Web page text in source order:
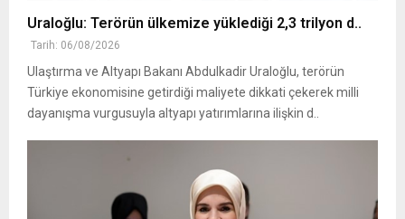
Uraloğlu: Terörün ülkemize yüklediği 2,3 trilyon d..
Tarih: 06/08/2026
Ulaştırma ve Altyapı Bakanı Abdulkadir Uraloğlu, terörün
Türkiye ekonomisine getirdiği maliyete dikkati çekerek milli
dayanışma vurgusuyla altyapı yatırımlarına ilişkin d..